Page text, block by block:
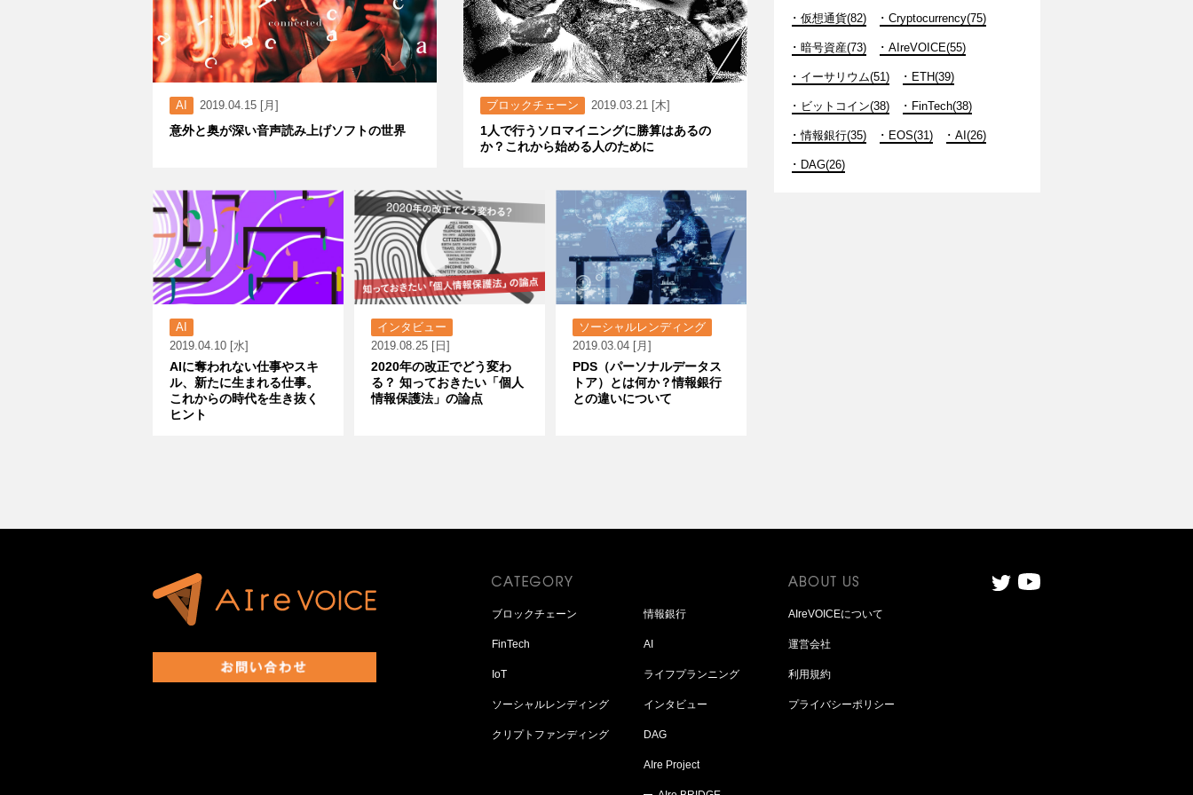
AI 2019.04.15 [月]
意外と奥が深い音声読み上げソフトの世界
ブロックチェーン 2019.03.21 [木]
1人で行うソロマイニングに勝算はあるの
か？これから始める人のために
AI
2019.04.10 [水]
AIに奪われない仕事やスキ
ル、新たに生まれる仕事。
これからの時代を生き抜く
ヒント
インタビュー
2019.08.25 [日]
2020年の改正でどう変わ
る？ 知っておきたい「個人
情報保護法」の論点
ソーシャルレンディング
2019.03.04 [月]
PDS（パーソナルデータス
トア）とは何か？情報銀行
との違いについて
仮想通貨(82) Cryptocurrency(75)
暗号資産(73) AIreVOICE(55)
イーサリウム(51) ETH(39)
ビットコイン(38) FinTech(38)
情報銀行(35) EOS(31) AI(26)
DAG(26)
ブロックチェーン
FinTech
IoT
ソーシャルレンディング
クリプトファンディング
情報銀行
AI
ライフプランニング
インタビュー
DAG
AIre Project
AIreVOICEについて
運営会社
利用規約
プライバシーポリシー